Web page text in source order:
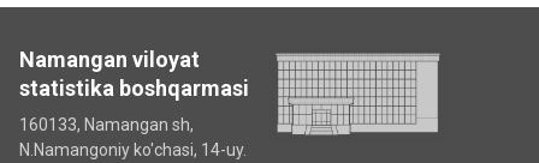
Namangan viloyat
statistika boshqarmasi
160133, Namangan sh,
N.Namangoniy ko'chasi, 14-uy.